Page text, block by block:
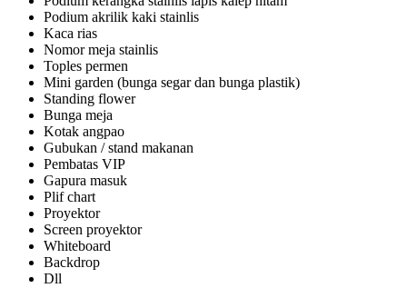
Podium akrilik kaki stainlis
Kaca rias
Nomor meja stainlis
Toples permen
Mini garden (bunga segar dan bunga plastik)
Standing flower
Bunga meja
Kotak angpao
Gubukan / stand makanan
Pembatas VIP
Gapura masuk
Plif chart
Proyektor
Screen proyektor
Whiteboard
Backdrop
Dll